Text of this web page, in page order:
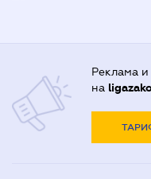
Реклама и
на